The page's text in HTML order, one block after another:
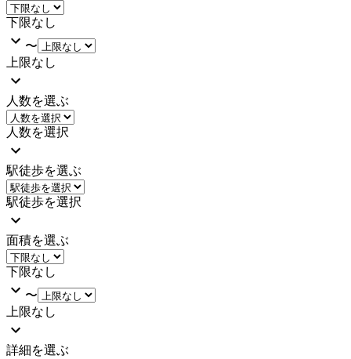
下限なし
〜
上限なし
人数を選ぶ
人数を選択
駅徒歩を選ぶ
駅徒歩を選択
面積を選ぶ
下限なし
〜
上限なし
詳細を選ぶ